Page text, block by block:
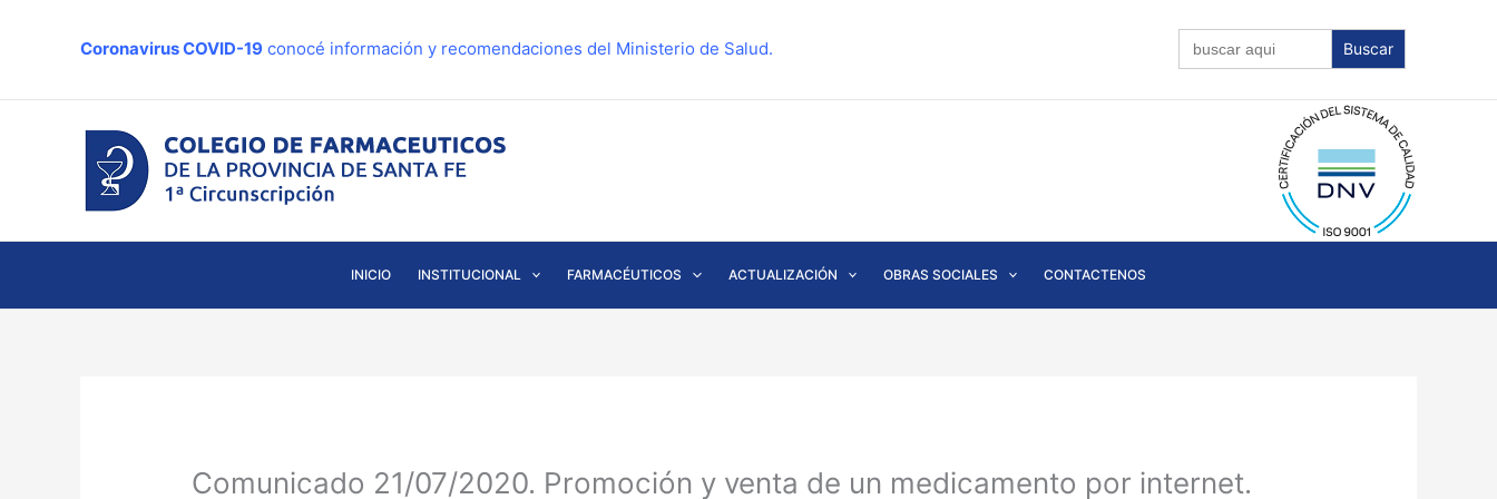
Coronavirus COVID-19 conocé información y recomendaciones del Ministerio de Salud.
Buscar:
INICIO INSTITUCIONAL FARMACÉUTICOS ACTUALIZACIÓN OBRAS SOCIALES CONTACTENOS
Comunicado 21/07/2020. Promoción y venta de un medicamento por internet.